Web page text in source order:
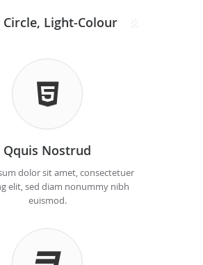
Circle, Light-Colour
Qquis Nostrud
dolor sit amet, consectetuer
elit, sed diam nonummy nibh
euismod.